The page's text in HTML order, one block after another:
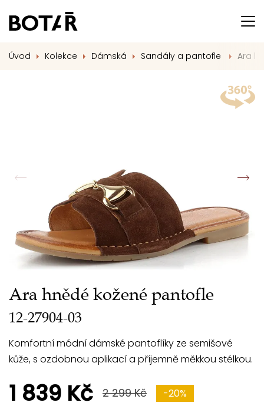
Úvod Kolekce Dámská Sandály a pantofle Ara
Ara hnědé kožené pantofle
12-27904-03
Komfortní módní dámské pantoflíky ze semišové
kůže, s ozdobnou aplikací a příjemně měkkou stélkou.
1 839 Kč 2 299 Kč -20%